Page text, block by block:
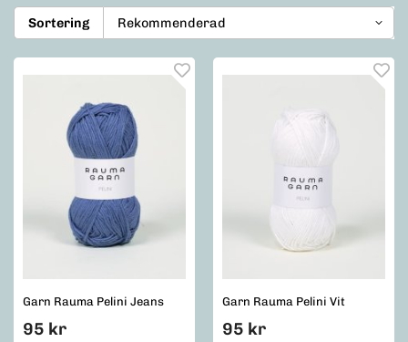
Sortering
Garn Rauma Pelini Jeans
95 kr
Garn Rauma Pelini Vit
95 kr